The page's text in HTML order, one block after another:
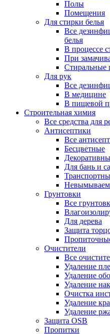
Полы
Помещения
Для стирки белья
Все
белья
В процессе
При
Стиральные
Для рук
Все
В медицине
В пищевой
Строительная химия
Все средства для
Антисептики
Все
Бесцветные
Для бань и
Грунтовки
Все
Для дерева
Защита
Очистители
Все
Удаление
Удаление
Удаление
Очистка
Удаление
Удаление
Защита OSB
Пропитки